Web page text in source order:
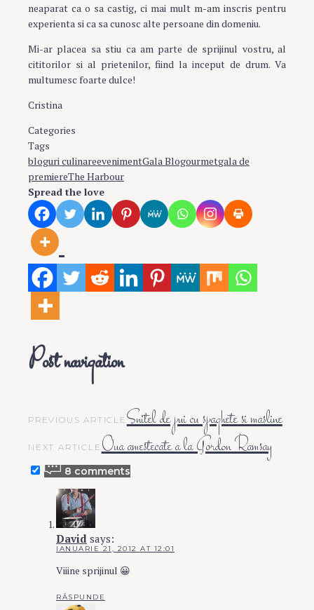
neaparat ca o sa castig, ci mai mult m-am inscris pentru
experienta si ca sa cunosc alte persoane din domeniu.
Mi-ar placea sa stiu ca am parte de sprijinul vostru, al
cititorilor si al prietenilor, fiind la inceput de drum. Va
multumesc foarte dulce!
Cristina
Categories
Tags
bloguri culinareevenimentGala Blogourmetgala de
premiereThe Harbour
Spread the love
Post navigation
PREVIOUS ARTICLESnitel de pui cu spaghete si masline
NEXT ARTICLEOua amestecate a la Gordon Ramsay
8 comments
David says:
IANUARIE 21, 2012 AT 12:01
Viiine sprijinul 😀
RĂSPUNDE